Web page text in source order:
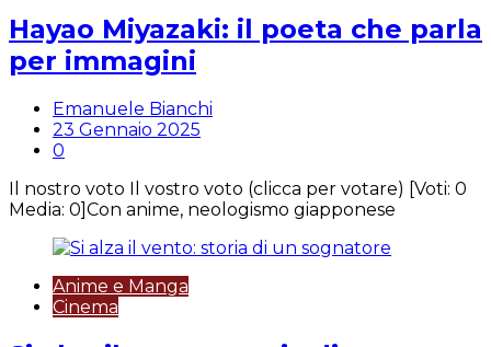
Hayao Miyazaki: il poeta che parla
per immagini
Emanuele Bianchi
23 Gennaio 2025
0
Il nostro voto Il vostro voto (clicca per votare) [Voti: 0
Media: 0]Con anime, neologismo giapponese
Anime e Manga
Cinema